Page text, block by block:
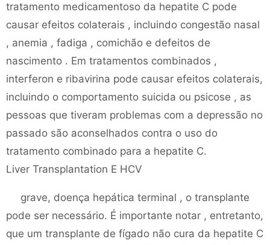
tratamento medicamentoso da hepatite C pode
causar efeitos colaterais , incluindo congestão nasal
, anemia , fadiga , comichão e defeitos de
nascimento . Em tratamentos combinados ,
interferon e ribavirina pode causar efeitos colaterais,
incluindo o comportamento suicida ou psicose , as
pessoas que tiveram problemas com a depressão no
passado são aconselhados contra o uso do
tratamento combinado para a hepatite C.
Liver Transplantation E HCV
grave, doença hepática terminal , o transplante
pode ser necessário. É importante notar , entretanto,
que um transplante de fígado não cura da hepatite C